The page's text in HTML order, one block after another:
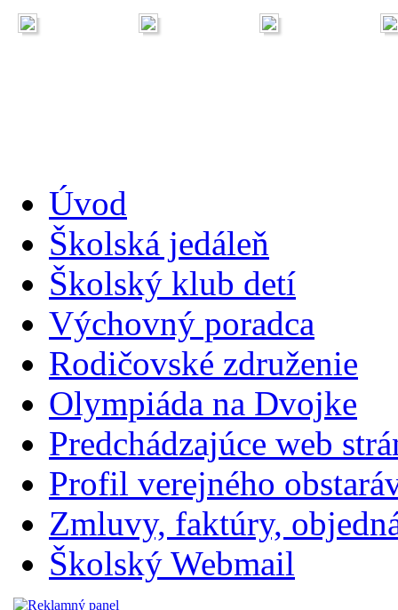
Úvod
Školská jedáleň
Školský klub detí
Výchovný poradca
Rodičovské združenie
Olympiáda na Dvojke
Predchádzajúce web
Profil verejného
Zmluvy, faktúry,
Školský Webmail